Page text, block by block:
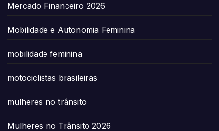
Mercado Financeiro 2026
Mobilidade e Autonomia Feminina
mobilidade feminina
motociclistas brasileiras
mulheres no trânsito
Mulheres no Trânsito 2026